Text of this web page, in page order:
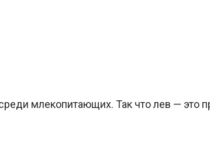
млекопитающих. Так что лев — это